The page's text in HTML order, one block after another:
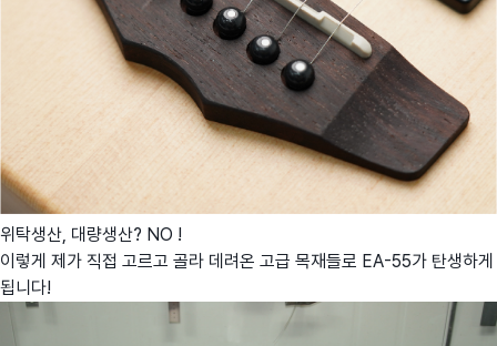
위탁생산, 대량생산? NO !
이렇게 제가 직접 고르고 골라 데려온 고급 목재들로 EA-55가 탄생하게
됩니다!